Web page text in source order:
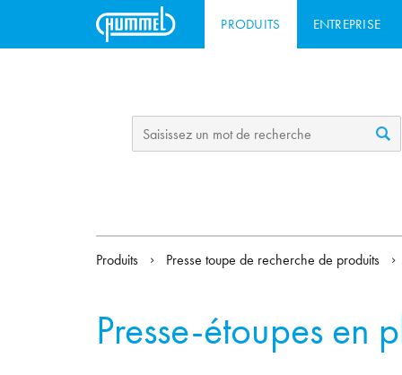
PRODUITS ENTREPRISE
Produits Presse toupe de recherche de produits
Presse-étoupes en